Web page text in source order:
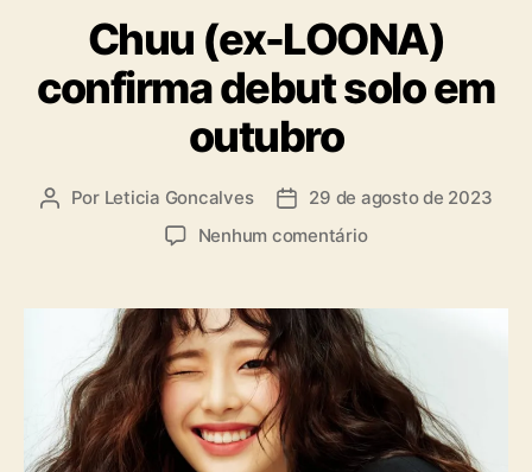
t
e
g
o
r
i
Chuu (ex-LOONA)
confirma debut solo em
outubro
A
r
s
t
Por Leticia Goncalves
D
d
e
p
l
i
29 de agosto de 2023
Nenhum comentárioe
h
u
u
e
x